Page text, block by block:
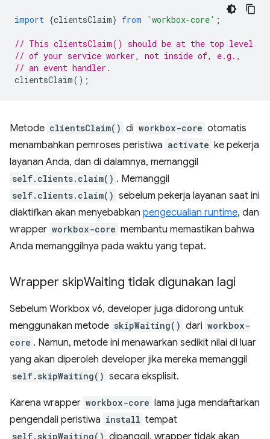
import {clientsClaim} from 'workbox-core' ;
// This clientsClaim() should be at the top level
// of your service worker, not inside of, e.g.,
// an event handler.
clientsClaim();
Metode clientsClaim() di workbox-core otomatis
menambahkan pemroses peristiwa activate ke pekerja
layanan Anda, dan di dalamnya, memanggil
self.clients.claim() . Memanggil
self.clients.claim() sebelum pekerja layanan saat ini
diaktifkan akan menyebabkan pengecualian runtime, dan
wrapper workbox-core membantu memastikan bahwa
Anda memanggilnya pada waktu yang tepat.
Wrapper skipWaiting tidak digunakan lagi
Sebelum Workbox v6, developer juga didorong untuk
menggunakan metode skipWaiting() dari workbox-
core . Namun, metode ini menawarkan sedikit nilai di luar
yang akan diperoleh developer jika mereka memanggil
self.skipWaiting() secara eksplisit.
Karena wrapper workbox-core lama juga mendaftarkan
pengendali peristiwa install tempat
self.skipWaiting() dipanggil, wrapper tidak akan